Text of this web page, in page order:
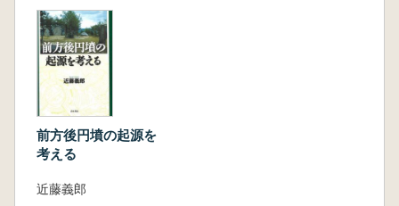
前方後円墳の起源を
考える
近藤義郎